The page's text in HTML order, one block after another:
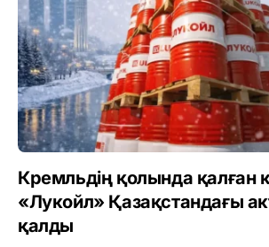
Кремльдің қолында қалған
«Лукойл» Қазақстандағы
қалды